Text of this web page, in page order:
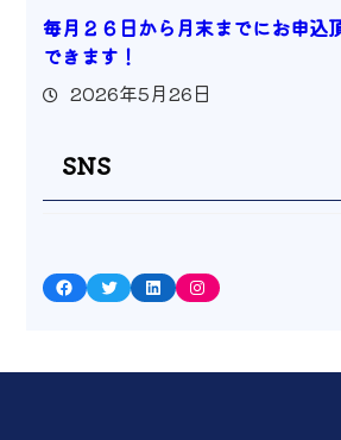
毎月２６日から月末までにお申込
できます！
2026年5月26日
SNS
Facebook Twitter LinkedIn Instagram